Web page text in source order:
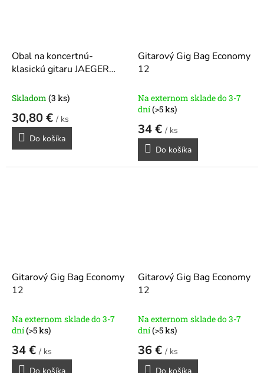
Obal na koncertnú-
klasickú gitaru JAEGER
Skladom (3 ks)
30,80 € / ks
Do košíka
Gitarový Gig Bag Economy
12
Na externom sklade do 3-7
dní(>5 ks)
34 € / ks
Do košíka
Gitarový Gig Bag Economy
12
Na externom sklade do 3-7
dní(>5 ks)
34 € / ks
Gitarový Gig Bag Economy
12
Na externom sklade do 3-7
dní(>5 ks)
36 € / ks